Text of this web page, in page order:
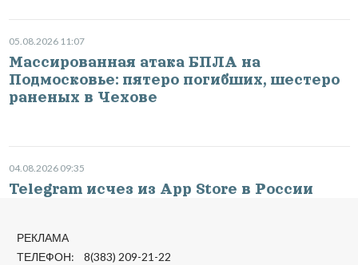
05.08.2026 11:07
Массированная атака БПЛА на
Подмосковье: пятеро погибших, шестеро
раненых в Чехове
04.08.2026 09:35
Telegram исчез из App Store в России
РЕКЛАМА
ТЕЛЕФОН: 8(383) 209-21-22